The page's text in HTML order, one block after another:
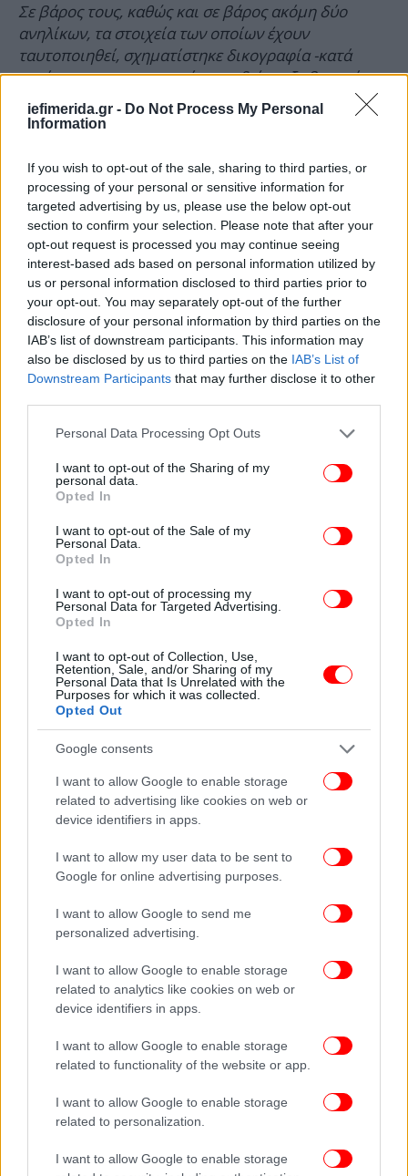
iefimerida.gr - Do Not Process My Personal
Information
If you wish to opt-out of the sale, sharing to third parties, or
processing of your personal or sensitive information for
targeted advertising by us, please use the below opt-out
section to confirm your selection. Please note that after your
opt-out request is processed you may continue seeing
interest-based ads based on personal information utilized by
us or personal information disclosed to third parties prior to
your opt-out. You may separately opt-out of the further
disclosure of your personal information by third parties on the
IAB’s list of downstream participants. This information may
also be disclosed by us to third parties on the IAB’s List of
Downstream Participants that may further disclose it to other
Please note that this website/app uses one or more Google
not limited to your visit or usage behaviour. You may click to
grant or deny consent to Google and its third-party tags to
use your data for below specified purposes in below Google
consent section.
Personal Data Processing Opt Outs
I want to opt-out of the Sharing of my
personal data.
Opted In
I want to opt-out of the Sale of my
Personal Data.
Opted In
I want to opt-out of processing my
Personal Data for Targeted Advertising.
Opted In
I want to opt-out of Collection, Use,
Retention, Sale, and/or Sharing of my
Personal Data that Is Unrelated with the
Purposes for which it was collected.
Opted Out
Google consents
I want to allow Google to enable storage
related to advertising like cookies on web or
device identifiers in apps.
I want to allow my user data to be sent to
Google for online advertising purposes.
I want to allow Google to send me
personalized advertising.
I want to allow Google to enable storage
related to analytics like cookies on web or
device identifiers in apps.
I want to allow Google to enable storage
related to functionality of the website or app.
I want to allow Google to enable storage
related to personalization.
I want to allow Google to enable storage
Σε βάρος τους, καθώς και σε βάρος ακόμη δύο
ανηλίκων, τα στοιχεία των οποίων έχουν
ταυτοποιηθεί, σχηματίστηκε δικογραφία -κατά
περίπτωση- για συμμορία που διέπραξε βιασμό,
κατά συναυτουργία και κατ’ εξακολούθηση,
πορνογραφία ανηλίκων καθώς και για παράβαση
Τις πράξεις αυτές κατηγορούνται ότι διέπραξαν
τουλάχιστον από αρχές Νοεμβρίου 2022 έως και
αρχές Δεκεμβρίου 2022, σε βάρος ανηλίκου.
Σε έρευνες που πραγματοποιήθηκαν στις οικίες
τους βρέθηκαν και κατασχέθηκαν κινητά τηλέφωνα,
ζυγαριά ακριβείας, νάιλον συσκευασία με 5,12
γραμμάρια κάνναβη, μεταλλικός τρίφτης με
υπολείμματα κάνναβης καθώς και άλλα αντικείμενα
που σχετίζονται με την υπόθεση.
Οι συλληφθέντες οδηγήθηκαν στον αρμόδιο
εισαγγελέα, ενώ οι έρευνες για την ταυτοποίηση και
άλλων μελών της συμμορίας συνεχίζονται.
ΟΛΕΣ ΟΙ ΕΙΔΗΣΕΙΣ
τους και τον τραβούσαν βίντεο